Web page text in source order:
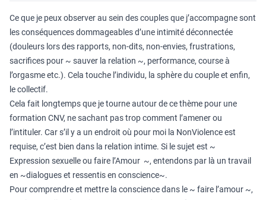
Ce que je peux observer au sein des couples que j’accompagne sont
les conséquences dommageables d’une intimité déconnectée
(douleurs lors des rapports, non-dits, non-envies, frustrations,
sacrifices pour ~ sauver la relation ~, performance, course à
l’orgasme etc.). Cela touche l’individu, la sphère du couple et enfin,
le collectif.
Cela fait longtemps que je tourne autour de ce thème pour une
formation CNV, ne sachant pas trop comment l’amener ou
l’intituler. Car s’il y a un endroit où pour moi la NonViolence est
requise, c’est bien dans la relation intime. Si le sujet est ~
Expression sexuelle ou faire l’Amour ~, entendons par là un travail
en ~dialogues et ressentis en conscience~.
Pour comprendre et mettre la conscience dans le ~ faire l’amour ~,